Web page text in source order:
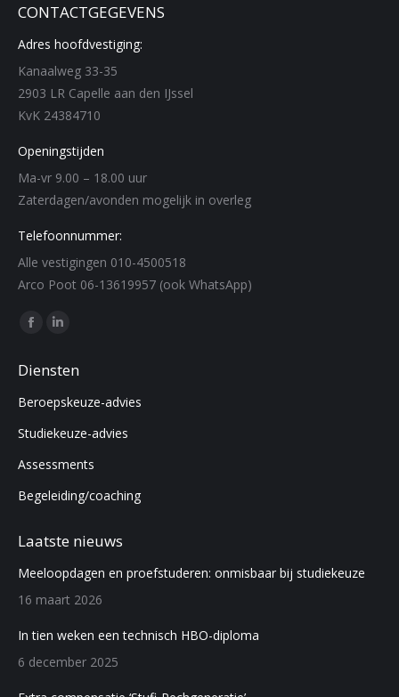
CONTACTGEGEVENS
Adres hoofdvestiging:
Kanaalweg 33-35
2903 LR Capelle aan den IJssel
KvK 24384710
Openingstijden
Ma-vr 9.00 – 18.00 uur
Zaterdagen/avonden mogelijk in overleg
Telefoonnummer:
Alle vestigingen 010-4500518
Arco Poot 06-13619957 (ook WhatsApp)
Find us on:
Facebook
opens
in
new
Linkedin
opens
in
Diensten
Beroepskeuze-advies
Studiekeuze-advies
Assessments
Begeleiding/coaching
Laatste nieuws
Meeloopdagen en proefstuderen: onmisbaar bij studiekeuze
16 maart 2026
In tien weken een technisch HBO-diploma
6 december 2025